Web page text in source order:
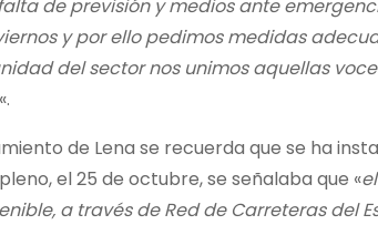
de previsión y medios ante
y por ello pedimos medidas
del sector nos unimos aquellas
«.
de Lena se recuerda que se ha
el 25 de octubre, se señalaba que «
a través de Red de Carreteras del